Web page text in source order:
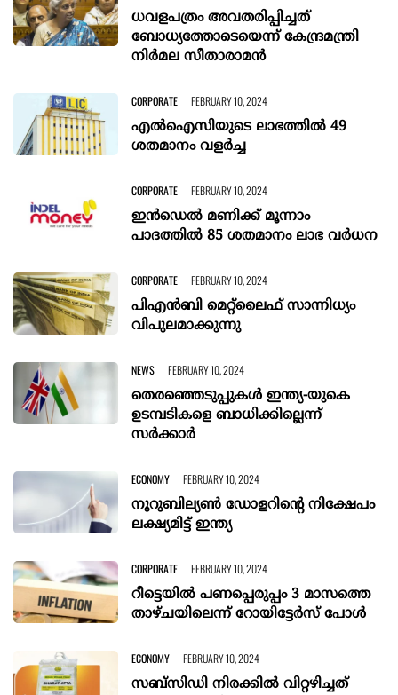
ധവളപത്രം അവതരിപ്പിച്ചത്
ബോധ്യത്തോടെയെന്ന് കേന്ദ്രമന്ത്രി
നിർമല സീതാരാമൻ
CORPORATE FEBRUARY 10, 2024
എൽഐസിയുടെ ലാഭത്തിൽ 49
ശതമാനം വളർച്ച
CORPORATE FEBRUARY 10, 2024
ഇന്‍ഡെല്‍ മണിക്ക് മൂന്നാം
പാദത്തില്‍ 85 ശതമാനം ലാഭ വര്‍ധന
CORPORATE FEBRUARY 10, 2024
പിഎന്‍ബി മെറ്റ്ലൈഫ് സാന്നിധ്യം
വിപുലമാക്കുന്നു
NEWS FEBRUARY 10, 2024
തെരഞ്ഞെടുപ്പുകൾ ഇന്ത്യ-യുകെ
ഉടമ്പടികളെ ബാധിക്കില്ലെന്ന്
സര്‍ക്കാര്‍
ECONOMY FEBRUARY 10, 2024
നൂറുബില്യണ്‍ ഡോളറിന്റെ നിക്ഷേപം
ലക്ഷ്യമിട്ട് ഇന്ത്യ
CORPORATE FEBRUARY 10, 2024
റീട്ടെയിൽ പണപ്പെരുപ്പം 3 മാസത്തെ
താഴ്ചയിലെന്ന് റോയിട്ടേര്‍സ് പോള്‍
ECONOMY FEBRUARY 10, 2024
സബ്‌സിഡി നിരക്കില്‍ വിറ്റഴിച്ചത്